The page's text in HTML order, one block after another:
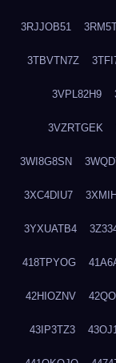
3RJJOB51
3TBVTN7Z
3VPL82H9
3VZRTGEK
3WI8G8SN
3XC4DIU7
3YXUATB4
418TPYOG
42HIOZNV
43IP3TZ3